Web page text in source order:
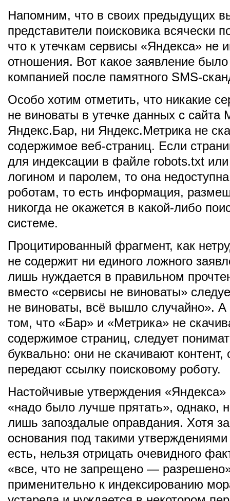
Напомним, что в своих предыдущих
представители поисковика всячески
что к утечкам сервисы «Яндекса» не
отношения. Вот какое заявление
компанией после памятного SMS-
Особо хотим отметить, что никакие
не виноваты в утечке данных с сайта
Яндекс.Бар, ни Яндекс.Метрика не
содержимое веб-страниц. Если
для индексации в файле robots.txt
логином и паролем, то она
роботам, то есть информация,
никогда не окажется в какой-либо
системе.
Процитированный фрагмент, как
не содержит ни единого ложного
лишь нуждается в правильном
вместо «сервисы не виноваты»
не виноваты, всё вышло случайно». А
том, что «Бар» и «Метрика» не
содержимое страниц, следует
буквально: они не скачивают контент,
передают ссылку поисковому роботу.
Настойчивые утверждения «Яндекса»
«надо было лучше прятать», однако,
лишь запоздалые оправдания. Хотя
основания под такими
есть, нельзя отрицать очевидного
«все, что не запрещено —
применительно к индексированию